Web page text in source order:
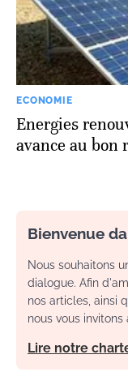
ECONOMIE
Energies
avance au bon
Bienvenue
Nous souhaitons
dialogue. Afin
nos articles, ainsi
nous vous invitons
Lire notre